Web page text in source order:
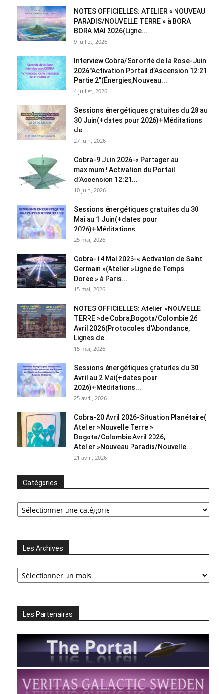
NOTES OFFICIELLES: ATELIER « NOUVEAU
PARADIS/NOUVELLE TERRE » à BORA
BORA MAI 2026(Ligne...
9 juillet, 2026
Interview Cobra/Sororité de la Rose-Juin
2026″Activation Portail d’Ascension 12:21
Partie 2″(Énergies,Nouveau...
4 juillet, 2026
Sessions énergétiques gratuites du 28 au
30 Juin(+dates pour 2026)+Méditations
de...
27 juin, 2026
Cobra-9 Juin 2026-« Partager au
maximum ! Activation du Portail
d’Ascension 12:21...
10 juin, 2026
Sessions énergétiques gratuites du 30
Mai au 1 Juin(+dates pour
2026)+Méditations...
25 mai, 2026
Cobra-14 Mai 2026-« Activation de Saint
Germain »(Atelier »Ligne de Temps
Dorée » à Paris...
15 mai, 2026
NOTES OFFICIELLES: Atelier »NOUVELLE
TERRE »de Cobra,Bogota/Colombie 26
Avril 2026(Protocoles d’Abondance,
Lignes de...
15 mai, 2026
Sessions énergétiques gratuites du 30
Avril au 2 Mai(+dates pour
2026)+Méditations...
25 avril, 2026
Cobra-20 Avril 2026-Situation Planétaire(
Atelier »Nouvelle Terre »
Bogota/Colombie Avril 2026,
Atelier »Nouveau Paradis/Nouvelle...
21 avril, 2026
Catégories
Catégories
Les Archives
Les
Archives
Les Partenaires